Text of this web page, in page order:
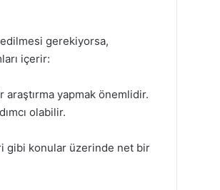
gerekiyorsa,
içerir:
yapmak önemlidir.
olabilir.
gibi konular üzerinde net bir